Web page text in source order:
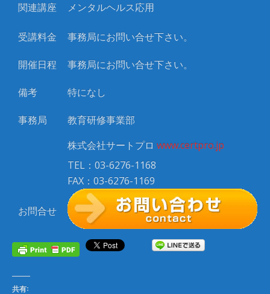
関連講座
メンタルヘルス応用
受講料金 事務局にお問い合せ下さい。
開催日程 事務局にお問い合せ下さい。
備考 特になし
事務局
教育研修事業部
株式会社サートプロ www.certpro.jp
TEL：03-6276-1168
FAX：03-6276-1169
お問合せ
共有: